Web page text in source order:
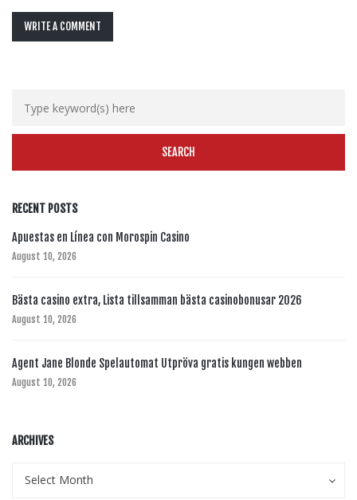
WRITE A COMMENT
RECENT POSTS
Apuestas en Línea con Morospin Casino
August 10, 2026
Bästa casino extra, Lista tillsamman bästa casinobonusar 2026
August 10, 2026
Agent Jane Blonde Spelautomat Utpröva gratis kungen webben
August 10, 2026
ARCHIVES
Select Month
Archives